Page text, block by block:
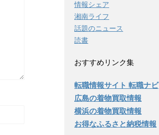
情報シェア
湘南ライフ
話題のニュース
読書
おすすめリンク集
転職情報サイト 転職ナビ
広島の着物買取情報
横浜の着物買取情報
お得なふるさと納税情報